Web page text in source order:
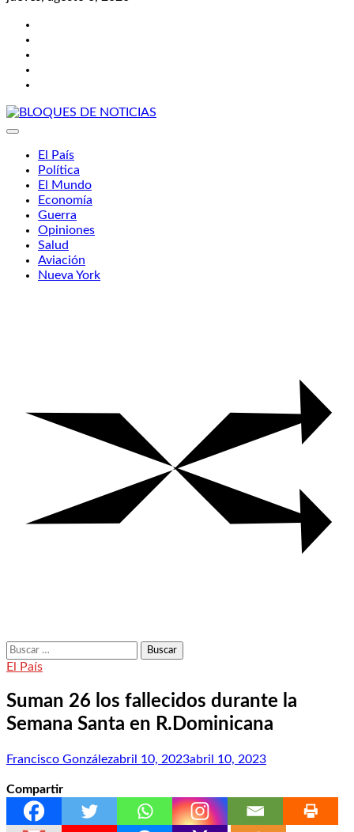
El País
Política
El Mundo
Economía
Guerra
Opiniones
Salud
Aviación
Nueva York
Buscar:
El País
Suman 26 los fallecidos durante la
Semana Santa en R.Dominicana
Francisco Gonzálezabril 10, 2023abril 10, 2023
Compartir